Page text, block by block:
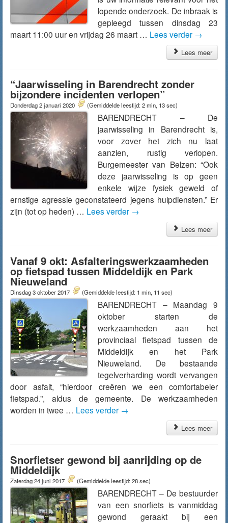
lopende onderzoek. De inbraak is
gepleegd tussen dinsdag 23
maart 11:00 uur en vrijdag 26 maart … Lees verder →
Lees meer
“Jaarwisseling in Barendrecht zonder
bijzondere incidenten verlopen”
Donderdag 2 januari 2020 (Gemiddelde leestijd: 2 min, 13 sec)
BARENDRECHT – De
jaarwisseling in Barendrecht is,
voor zover het zich nu laat
aanzien, rustig verlopen.
Burgemeester van Belzen: “Ook
deze jaarwisseling is op geen
enkele wijze fysiek geweld of
ernstige agressie geconstateerd jegens hulpdiensten.” Er
zijn (tot op heden) … Lees verder →
Lees meer
Vanaf 9 okt: Asfalteringswerkzaamheden
op fietspad tussen Middeldijk en Park
Nieuweland
Dinsdag 3 oktober 2017 (Gemiddelde leestijd: 1 min, 11 sec)
BARENDRECHT – Maandag 9
oktober starten de
werkzaamheden aan het
provinciaal fietspad tussen de
Middeldijk en het Park
Nieuweland. De bestaande
tegelverharding wordt vervangen
door asfalt, “hierdoor creëren we een comfortabeler
fietspad.”, aldus de gemeente. De werkzaamheden
worden in twee … Lees verder →
Lees meer
Snorfietser gewond bij aanrijding op de
Middeldijk
Zaterdag 24 juni 2017 (Gemiddelde leestijd: 28 sec)
BARENDRECHT – De bestuurder
van een snorfiets is vanmiddag
gewond geraakt bij een